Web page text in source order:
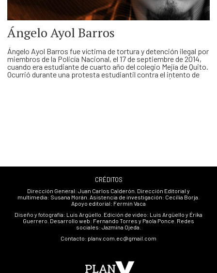
Ángelo Ayol Barros
Ángelo Ayol Barros fue víctima de tortura y detención ilegal por
miembros de la Policía Nacional, el 17 de septiembre de 2014,
cuando era estudiante de cuarto año del colegio Mejía de Quito.
Ocurrió durante una protesta estudiantil contra el intento de
alza de pasajes. La Fiscalía sostuvo lo siguiente: “Ángelo
CRÉDITOS
Dirección General: Juan Carlos Calderón. Dirección Editorial y
multimedia: Susana Morán. Asistencia de investigación: Cecilia Borja.
Apoyo editorial: Fermín Vaca
Diseño y fotografía: Luis Argüello. Edición de video: Luis Argüello y Érika
Guerrero. Desarrollo web: Fernando Torres y Paola Ponce. Redes
sociales: Jazmina Ojeda.
Contacto: planv.com.ec@gmail.com